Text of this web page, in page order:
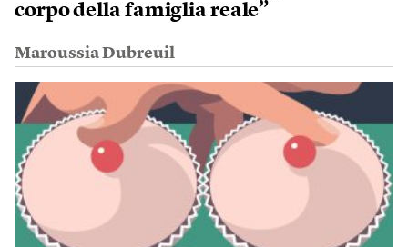
corpo della famiglia reale”
Maroussia Dubreuil